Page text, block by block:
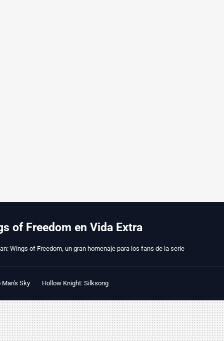
of Freedom en Vida Extra
Wings of Freedom, un gran homenaje para los fans de la serie
Man's Sky Hollow Knight: Silksong